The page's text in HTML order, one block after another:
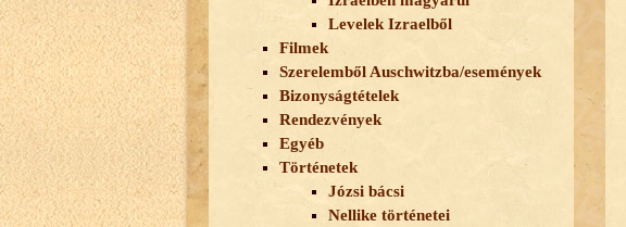
Levelek Izraelből
Filmek
Szerelemből Auschwitzba/események
Bizonyságtételek
Rendezvények
Egyéb
Történetek
Józsi bácsi
Nellike történetei